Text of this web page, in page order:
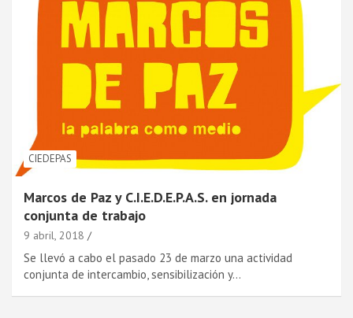
CIEDEPAS
Marcos de Paz y C.I.E.D.E.P.A.S. en jornada
conjunta de trabajo
9 abril, 2018
Se llevó a cabo el pasado 23 de marzo una actividad
conjunta de intercambio, sensibilización y…